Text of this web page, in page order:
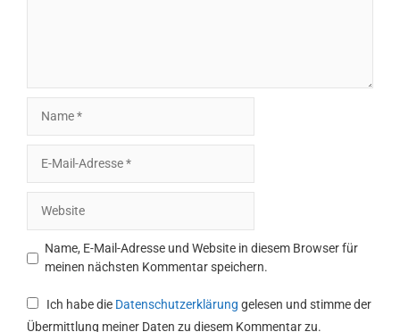
Mail-
Adresse
Name, E-Mail-Adresse und Website in diesem Browser für
meinen nächsten Kommentar speichern.
Ich habe die Datenschutzerklärung gelesen und stimme der
Übermittlung meiner Daten zu diesem Kommentar zu.